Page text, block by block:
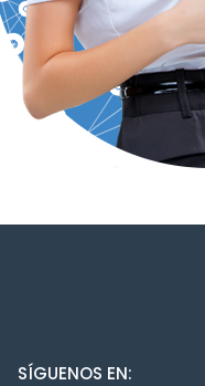
SÍGUENOS EN: